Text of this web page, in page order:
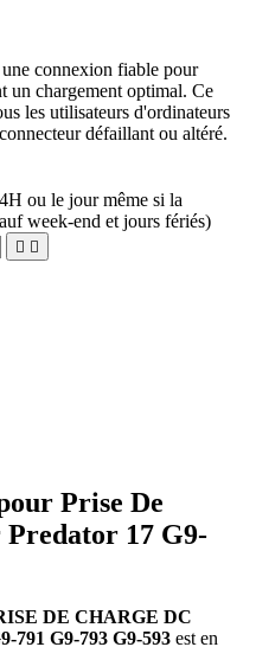
connexion fiable pour
un chargement optimal. Ce
les utilisateurs d'ordinateurs
défaillant ou altéré.
ou le jour même si la
week-end et jours fériés)
 
Prise De
17 G9-
DE CHARGE DC
G9-793 G9-593 est en